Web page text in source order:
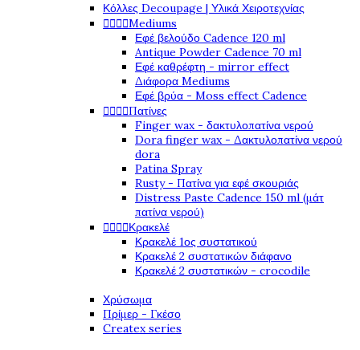
Κόλλες Decoupage | Υλικά Χειροτεχνίας
Mediums
Εφέ βελούδο Cadence 120 ml
Antique Powder Cadence 70 ml
Εφέ καθρέφτη - mirror effect
Διάφορα Mediums
Εφέ βρύα - Moss effect Cadence
Πατίνες
Finger wax - δακτυλοπατίνα νερού
Dora finger wax - Δακτυλοπατίνα νερού
dora
Patina Spray
Rusty - Πατίνα για εφέ σκουριάς
Distress Paste Cadence 150 ml (μάτ
πατίνα νερού)
Κρακελέ
Κρακελέ 1ος συστατικού
Κρακελέ 2 συστατικών διάφανο
Κρακελέ 2 συστατικών - crocodile
Χρύσωμα
Πρίμερ - Γκέσο
Createx series